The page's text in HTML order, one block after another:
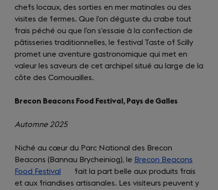
chefs locaux, des sorties en mer matinales ou des
visites de fermes. Que l’on déguste du crabe tout
frais péché ou que l’on s’essaie à la confection de
pâtisseries traditionnelles, le festival Taste of Scilly
promet une aventure gastronomique qui met en
valeur les saveurs de cet archipel situé au large de la
côte des Cornouailles.
Brecon Beacons Food Festival, Pays de Galles
Automne 2025
Niché au cœur du Parc National des Brecon
Beacons (Bannau Brycheiniog), le Brecon Beacons
Food Festival
(opens
in
fait la part belle aux produits frais
et aux friandises artisanales. Les visiteurs peuvent y